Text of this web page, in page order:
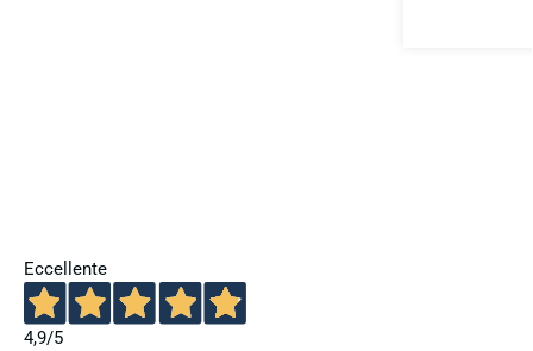
Eccellente
4,9/5